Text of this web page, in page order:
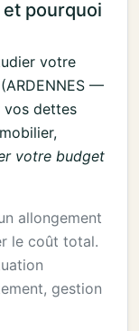
pourquoi
votre
(ARDENNES —
vos dettes
votre budget
allongement
le coût total.
gestion